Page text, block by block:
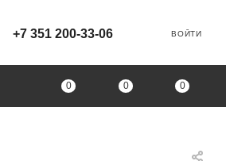
+7 351 200-33-06 ВОЙТИ
0 0 0